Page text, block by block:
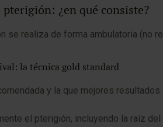
¿en qué consiste?
se realiza de forma ambulatoria (no
la técnica gold standard
y la que mejores
el pterigión, incluyendo la raíz